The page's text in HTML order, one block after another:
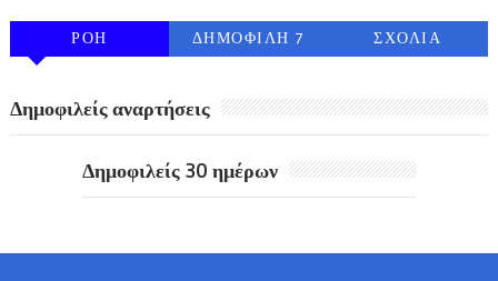
ΡΟΗ
ΔΗΜΟΦΙΛΗ 7
ΣΧΟΛΙΑ
Δημοφιλείς αναρτήσεις
Δημοφιλείς 30 ημέρων